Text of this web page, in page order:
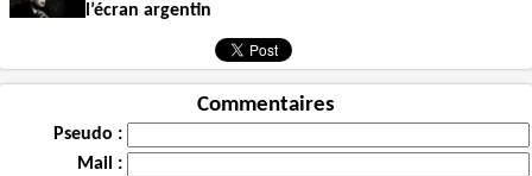
l’écran argentin
Commentaires
Pseudo :
Mail :